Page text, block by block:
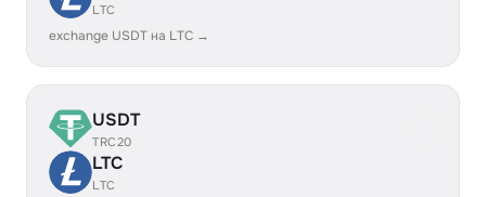
LTC
exchange USDT на LTC →
USDT
TRC20
LTC
LTC